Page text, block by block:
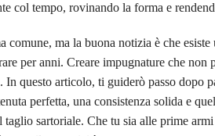
col tempo, rovinando la forma e
comune, ma la buona notizia è che
per anni. Creare impugnature che
In questo articolo, ti guiderò passo dopo
perfetta, una consistenza solida e
taglio sartoriale. Che tu sia alle prime